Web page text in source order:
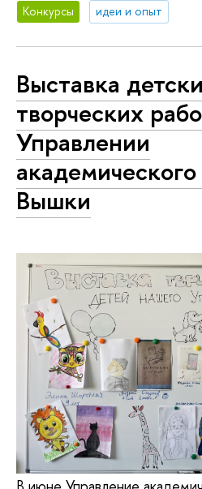
Конкурсы идеи и опыт
Выставка
творческих
Управлении
Вышки